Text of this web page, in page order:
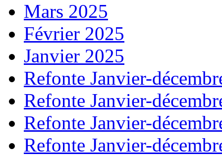
Mars 2025
Février 2025
Janvier 2025
Refonte Janvier-
Refonte Janvier-
Refonte Janvier-
Refonte Janvier-